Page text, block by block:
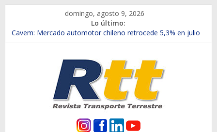
contenido
domingo, agosto 9, 2026
Lo último:
Chile es el primer mercado internacional en lanzar la nueva
Salfa suma vehículos electrificados de Chevrolet en el Biobío
Samex amplía su red con nuevas sucursales en Rancagua y
SINOTRUK Pick-ups presentó la recién estrenada Bolden en
la Expo Compras Públicas 2026